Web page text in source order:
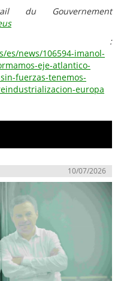
du Gouvernement
:
es/news/106594-imanol-
eje-atlantico-
fuerzas-tenemos-
europa
10/07/2026